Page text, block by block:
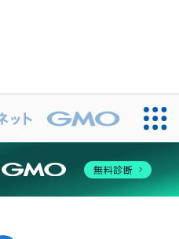
無料診断
rights reserved.